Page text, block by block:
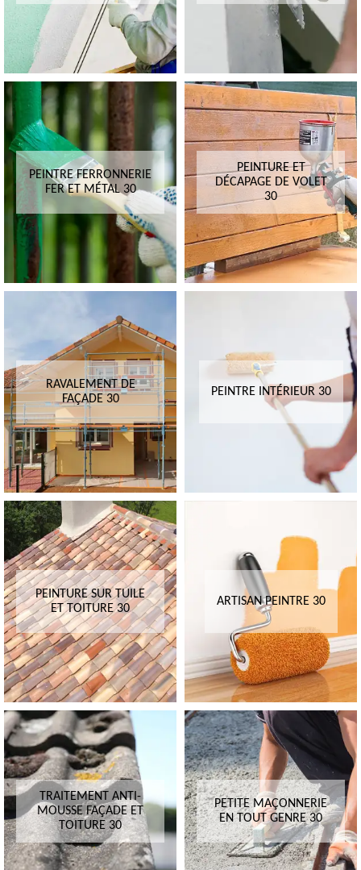
PEINTRE FERRONNERIE
FER ET MÉTAL 30
PEINTURE ET
DÉCAPAGE DE VOLET
30
RAVALEMENT DE
FAÇADE 30
PEINTRE INTÉRIEUR 30
PEINTURE SUR TUILE
ET TOITURE 30
ARTISAN PEINTRE 30
TRAITEMENT ANTI-
MOUSSE FAÇADE ET
TOITURE 30
PETITE MAÇONNERIE
EN TOUT GENRE 30